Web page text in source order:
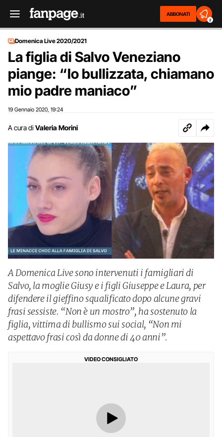
ABBONATI
2
Domenica Live 2020/2021
La figlia di Salvo Veneziano
piange: “Io bullizzata, chiamano
mio padre maniaco”
19 Gennaio 2020 19:24
A cura di Valeria Morini
A Domenica Live sono intervenuti i famigliari di
Salvo, la moglie Giusy e i figli Giuseppe e Laura, per
difendere il gieffino squalificato dopo alcune gravi
frasi sessiste. “Non è un mostro”, ha sostenuto la
figlia, vittima di bullismo sui social, “Non mi
aspettavo frasi così da donne di 40 anni”.
VIDEO CONSIGLIATO